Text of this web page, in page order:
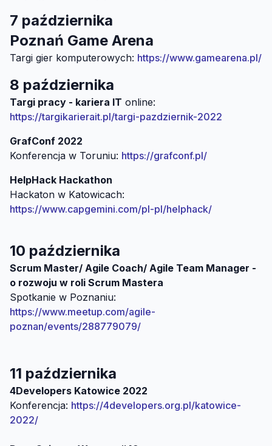
7 października
Poznań Game Arena
Targi gier komputerowych: https://www.gamearena.pl/
8 października
Targi pracy - kariera IT online:
https://targikarierait.pl/targi-pazdziernik-2022
GrafConf 2022
Konferencja w Toruniu: https://grafconf.pl/
Hackaton w Katowicach:
https://www.capgemini.com/pl-pl/helphack/
10 października
Scrum Master/ Agile Coach/ Agile Team Manager -
Spotkanie w Poznaniu:
https://www.meetup.com/agile-
poznan/events/288779079/
11 października
Konferencja: https://4developers.org.pl/katowice-
2022/